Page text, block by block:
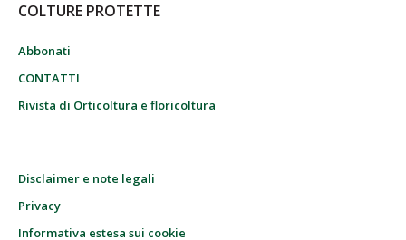
COLTURE PROTETTE
Abbonati
CONTATTI
Rivista di Orticoltura e floricoltura
Disclaimer e note legali
Privacy
Informativa estesa sui cookie